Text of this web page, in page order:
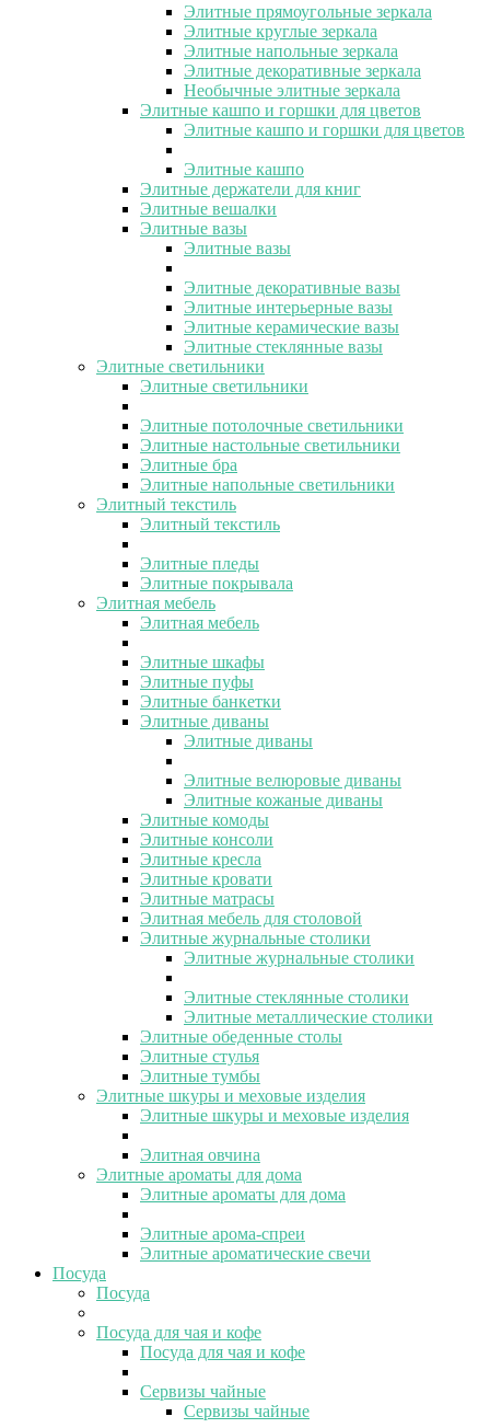
Элитные прямоугольные зеркала
Элитные круглые зеркала
Элитные напольные зеркала
Элитные декоративные зеркала
Необычные элитные зеркала
Элитные кашпо и горшки для цветов
Элитные кашпо и горшки для цветов
Элитные кашпо
Элитные держатели для книг
Элитные вешалки
Элитные вазы
Элитные вазы
Элитные декоративные вазы
Элитные интерьерные вазы
Элитные керамические вазы
Элитные стеклянные вазы
Элитные светильники
Элитные светильники
Элитные потолочные светильники
Элитные настольные светильники
Элитные бра
Элитные напольные светильники
Элитный текстиль
Элитный текстиль
Элитные пледы
Элитные покрывала
Элитная мебель
Элитная мебель
Элитные шкафы
Элитные пуфы
Элитные банкетки
Элитные диваны
Элитные диваны
Элитные велюровые диваны
Элитные кожаные диваны
Элитные комоды
Элитные консоли
Элитные кресла
Элитные кровати
Элитные матрасы
Элитная мебель для столовой
Элитные журнальные столики
Элитные журнальные столики
Элитные стеклянные столики
Элитные металлические столики
Элитные обеденные столы
Элитные стулья
Элитные тумбы
Элитные шкуры и меховые изделия
Элитные шкуры и меховые изделия
Элитная овчина
Элитные ароматы для дома
Элитные ароматы для дома
Элитные арома-спреи
Элитные ароматические свечи
Посуда
Посуда
Посуда для чая и кофе
Посуда для чая и кофе
Сервизы чайные
Сервизы чайные